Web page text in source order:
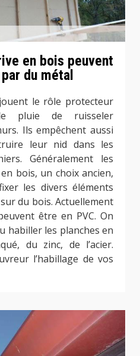
en bois peuvent
du métal
le rôle protecteur
pluie de ruisseler
Ils empêchent aussi
leur nid dans les
Généralement les
bois, un choix ancien,
les divers éléments
du bois. Actuellement
être en PVC. On
habiller les planches en
du zinc, de l’acier.
l’habillage de vos